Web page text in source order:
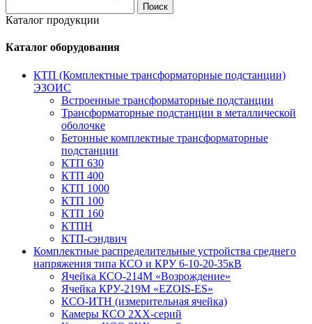
Поиск
Каталог продукции
Каталог оборудования
КТП (Комплектные трансформаторные подстанции)
ЭЗОИС
Встроенные трансформаторные подстанции
Трансформаторные подстанции в металлической
оболочке
Бетонные комплектные трансформаторные
подстанции
КТП 630
КТП 400
КТП 1000
КТП 100
КТП 160
КТПН
КТП-сэндвич
Комплектные распределительные устройства среднего
напряжения типа КСО и КРУ 6-10-20-35кВ
Ячейка КСО-214М «Возрождение»
Ячейка КРУ-219М «EZOIS-ES»
КСО-ИТН (измерительная ячейка)
Камеры КСО 2ХХ-серий